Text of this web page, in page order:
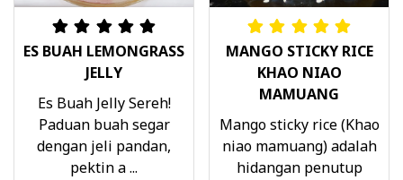
ES BUAH LEMONGRASS
JELLY
Es Buah Jelly Sereh!
Paduan buah segar
dengan jeli pandan,
pektin a ...
MANGO STICKY RICE
KHAO NIAO
MAMUANG
Mango sticky rice (Khao
niao mamuang) adalah
hidangan penutup